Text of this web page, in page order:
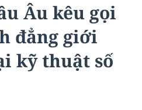
Âu kêu gọi
đẳng giới
kỹ thuật số